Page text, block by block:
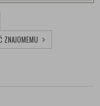
ZNAJOMEMU